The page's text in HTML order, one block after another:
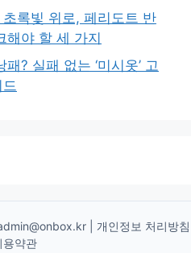
록빛 위로, 페리도트 반
해야 할 세 가지
? 실패 없는 ‘미시옷’ 고
| 개인정보 처리방침
용약관